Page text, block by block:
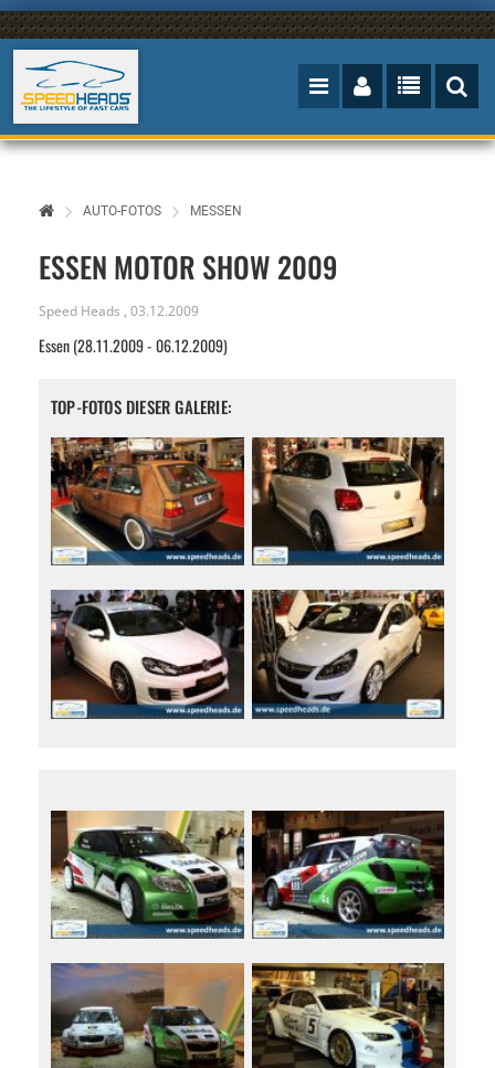
AUTO-FOTOS MESSEN
ESSEN MOTOR SHOW 2009
Speed Heads , 03.12.2009
Essen (28.11.2009 - 06.12.2009)
TOP-FOTOS DIESER GALERIE: